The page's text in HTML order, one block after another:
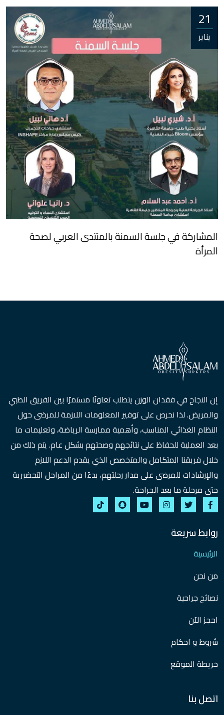
21
يناير
المشاركة في جلسة السمنة بالمنتدى العربي لصحة
المرأة
إن النجاح في فقدان الوزن يتطلب تعاونًا مستمرًا بين الفريق الطبي
والمريض. لذا نحرص على توفير المعلومات اللازمة للمرضى حول
النظام الغذائي المناسب، وأهمية ممارسة الرياضة، وتعليمات ما
بعد العملية للحفاظ على نتائجهم وصحتهم بشكل عام. يتم ذلك من
خلال فريقنا المتكامل والمتخصص الذي يقدم الدعم اللازم
والإرشادات للمرضى على مدار رحلتهم، بدءًا من المراحل التحضيرية
حتى مرحلة ما بعد الجراحة.
روابط سريعة
الرئيسية
من نحن
نصائح جراحية
احجز الآن
شروط و احكام
خريطة الموقع
اتصل بنا